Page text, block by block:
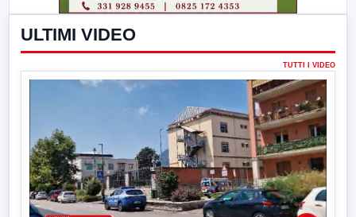
ULTIMI VIDEO
TUTTI I VIDEO